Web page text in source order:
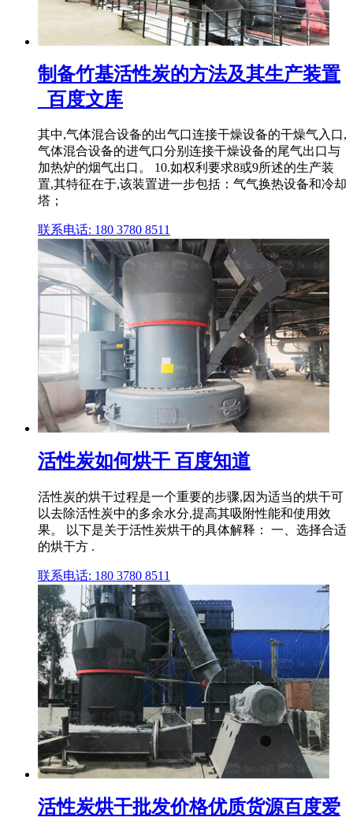
制备竹基活性炭的方法及其生产装置
_百度文库
其中,气体混合设备的出气口连接干燥设备的干燥气入口,
气体混合设备的进气口分别连接干燥设备的尾气出口与
加热炉的烟气出口。 10.如权利要求8或9所述的生产装
置,其特征在于,该装置进一步包括：气气换热设备和冷却
塔；
联系电话: 180 3780 8511
活性炭如何烘干 百度知道
活性炭的烘干过程是一个重要的步骤,因为适当的烘干可
以去除活性炭中的多余水分,提高其吸附性能和使用效
果。 以下是关于活性炭烘干的具体解释： 一、选择合适
的烘干方 .
联系电话: 180 3780 8511
活性炭烘干批发价格优质货源百度爱